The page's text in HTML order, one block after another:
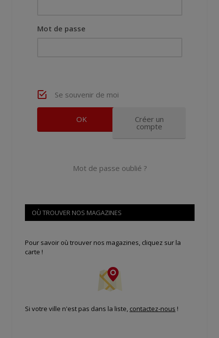
Mot de passe
Se souvenir de moi
Créer un
compte
Mot de passe oublié ?
OÙ TROUVER NOS MAGAZINES
Pour savoir où trouver nos magazines, cliquez sur la
carte !
Si votre ville n'est pas dans la liste, contactez-nous !